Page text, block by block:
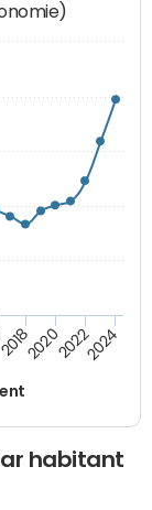
2018202020222024
habitant